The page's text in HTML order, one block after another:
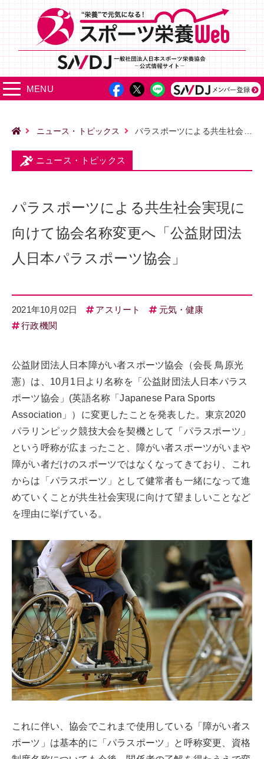
MENU
ニュース・トピックス パラスポーツによる共生社会実現に向けて協会名称変更へ「公益財団法人日本パラスポーツ協会」
ニュース・トピックス
パラスポーツによる共生社会実現に
向けて協会名称変更へ「公益財団法
人日本パラスポーツ協会」
2021年10月02日 アスリート
元気・健康
行政機関
公益財団法人日本障がい者スポーツ協会（会長 鳥原光
憲）は、10月1日より名称を「公益財団法人日本パラス
ポーツ協会」(英語名称「Japanese Para Sports
Association」）に変更したことを発表した。東京2020
パラリンピック競技大会を契機として「パラスポーツ」
という呼称が広まったこと、障がい者スポーツがいまや
障がい者だけのスポーツではなくなってきており、これ
からは「パラスポーツ」として健常者も一緒になって進
めていくことが共生社会実現に向けて望ましいことなど
を理由に挙げている。
これに伴い、協会でこれまで使用している「障がい者ス
ポーツ」は基本的に「パラスポーツ」と呼称変更、資格